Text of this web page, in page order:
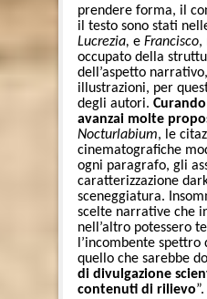
prendere forma, il
il testo sono stati
Lucrezia, e Francisco,
occupato della
dell’aspetto
illustrazioni, per
degli autori.
avanzai molte
Nocturlabium, le
cinematografiche
ogni paragrafo, gli
caratterizzazione
sceneggiatura.
scelte narrative che
nell’altro potessero
l’incombente
quello che sarebbe
di divulgazione
contenuti di rilievo”.